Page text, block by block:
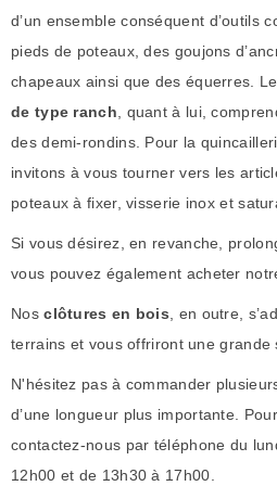
d’un ensemble conséquent d’outils
pieds de poteaux, des goujons
chapeaux ainsi que des équerres. Le
de type ranch , quant à lui,
des demi-rondins. Pour la
invitons à vous tourner vers les
poteaux à fixer, visserie inox et
Si vous désirez, en revanche,
vous pouvez également acheter
Nosclôtures en bois , en outre,
terrains et vous offriront une grande
N'hésitez pas à commander
d’une longueur plus importante.
contactez-nous par téléphone du
12h00 et de 13h30 à 17h00.